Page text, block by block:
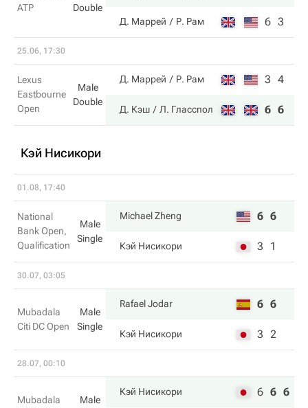
ATP
Double
Д. Маррей Р. Рам 6 3
25.06, 17:30
Lexus
Eastbourne
Open
Male
Double
Д. Маррей Р. Рам 3 4
Д. Кэш Л. Гласспол 6 6
Кэй Нисикори
01.08, 17:40
National
Bank Open,
Qualification
Male
Single
Michael Zheng 6 6
Кэй Нисикори 3 1
30.07, 03:05
Mubadala
Citi DC Open
Male
Single
Rafael Jodar 6 6
Кэй Нисикори 3 2
28.07, 00:10
Mubadala
Male
Кэй Нисикори 6 6 6